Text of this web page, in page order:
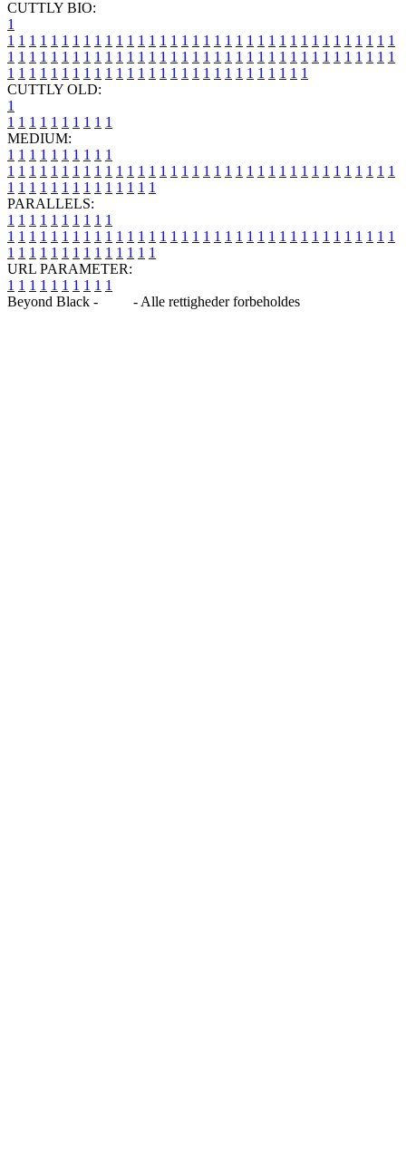
CUTTLY BIO:
1
1 1 1 1 1 1 1 1 1 1 1 1 1 1 1 1 1 1 1 1 1 1 1 1 1 1 1 1 1 1 1 1 1 1 1 1
1 1 1 1 1 1 1 1 1 1 1 1 1 1 1 1 1 1 1 1 1 1 1 1 1 1 1 1 1 1 1 1 1 1 1 1
1 1 1 1 1 1 1 1 1 1 1 1 1 1 1 1 1 1 1 1 1 1 1 1 1 1 1 1
CUTTLY OLD:
1
1 1 1 1 1 1 1 1 1 1
MEDIUM:
1 1 1 1 1 1 1 1 1 1
1 1 1 1 1 1 1 1 1 1 1 1 1 1 1 1 1 1 1 1 1 1 1 1 1 1 1 1 1 1 1 1 1 1 1 1
1 1 1 1 1 1 1 1 1 1 1 1 1 1
PARALLELS:
1 1 1 1 1 1 1 1 1 1
1 1 1 1 1 1 1 1 1 1 1 1 1 1 1 1 1 1 1 1 1 1 1 1 1 1 1 1 1 1 1 1 1 1 1 1
1 1 1 1 1 1 1 1 1 1 1 1 1 1
URL PARAMETER:
1 1 1 1 1 1 1 1 1 1
Beyond Black -
- Alle rettigheder forbeholdes